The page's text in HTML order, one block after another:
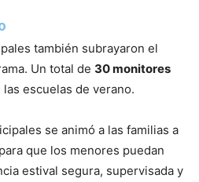
también subrayaron el
Un total de 30 monitores
escuelas de verano.
se animó a las familias a
que los menores puedan
estival segura, supervisada y